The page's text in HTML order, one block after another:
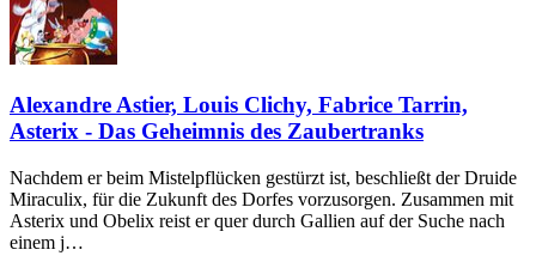
Alexandre Astier, Louis Clichy, Fabrice Tarrin,
Asterix - Das Geheimnis des Zaubertranks
Nachdem er beim Mistelpflücken gestürzt ist, beschließt der Druide
Miraculix, für die Zukunft des Dorfes vorzusorgen. Zusammen mit
Asterix und Obelix reist er quer durch Gallien auf der Suche nach
einem j…